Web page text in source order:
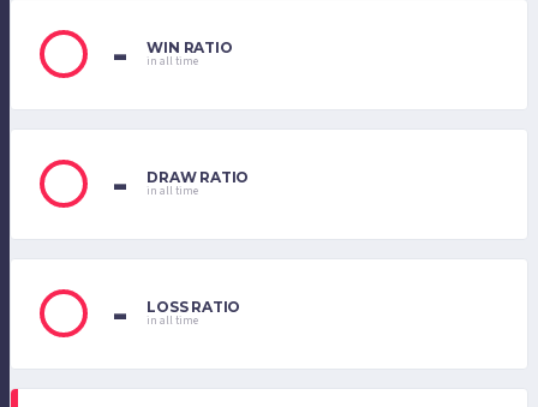
- WIN RATIO
in all time
- DRAW RATIO
in all time
- LOSS RATIO
in all time